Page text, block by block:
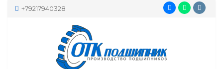
+79217940328